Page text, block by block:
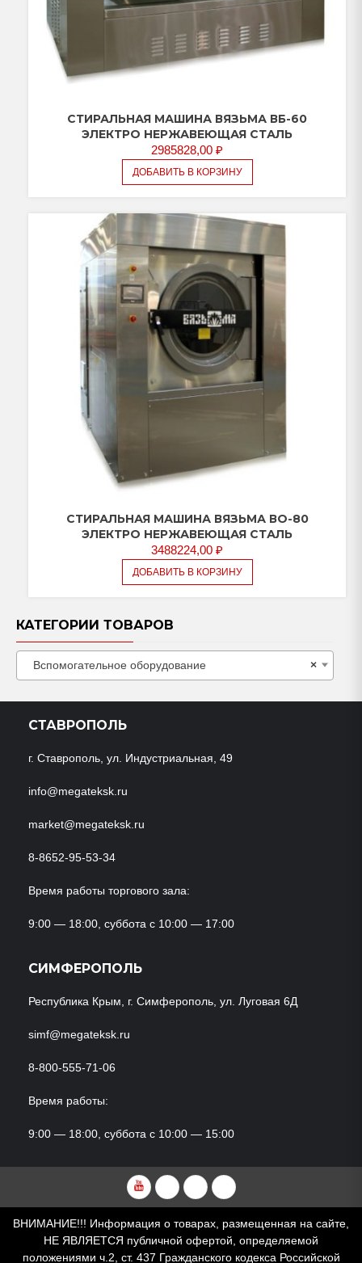
СТИРАЛЬНАЯ МАШИНА ВЯЗЬМА ВБ-60
ЭЛЕКТРО НЕРЖАВЕЮЩАЯ СТАЛЬ
2985828,00 ₽
ДОБАВИТЬ В КОРЗИНУ
СТИРАЛЬНАЯ МАШИНА ВЯЗЬМА ВО-80
ЭЛЕКТРО НЕРЖАВЕЮЩАЯ СТАЛЬ
3488224,00 ₽
ДОБАВИТЬ В КОРЗИНУ
КАТЕГОРИИ ТОВАРОВ
×
Вспомогательное оборудование
СТАВРОПОЛЬ
г. Ставрополь, ул. Индустриальная, 49
info@megateksk.ru
market@megateksk.ru
8-8652-95-53-34
Время работы торгового зала:
9:00 — 18:00, суббота с 10:00 — 17:00
СИМФЕРОПОЛЬ
Республика Крым, г. Симферополь, ул. Луговая 6Д
simf@megateksk.ru
8-800-555-71-06
Время работы:
9:00 — 18:00, суббота с 10:00 — 15:00
YouTubeVKvideoRuTubeDzen
ВНИМАНИЕ!!! Информация о товарах, размещенная на сайте,
НЕ ЯВЛЯЕТСЯ публичной офертой, определяемой
положениями ч.2, ст. 437 Гражданского кодекса Российской